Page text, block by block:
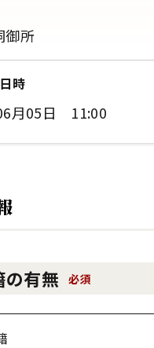
御所
時
月05日 11:00
の有無 必須